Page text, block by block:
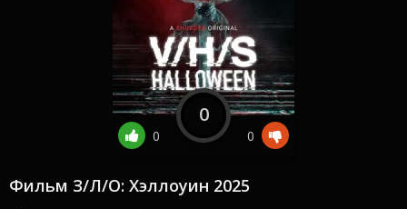
Фильм З/Л/О: Хэллоуин 2025
0
0
0